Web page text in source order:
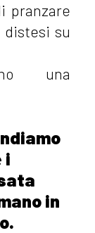
pranzare
su
una
i
in